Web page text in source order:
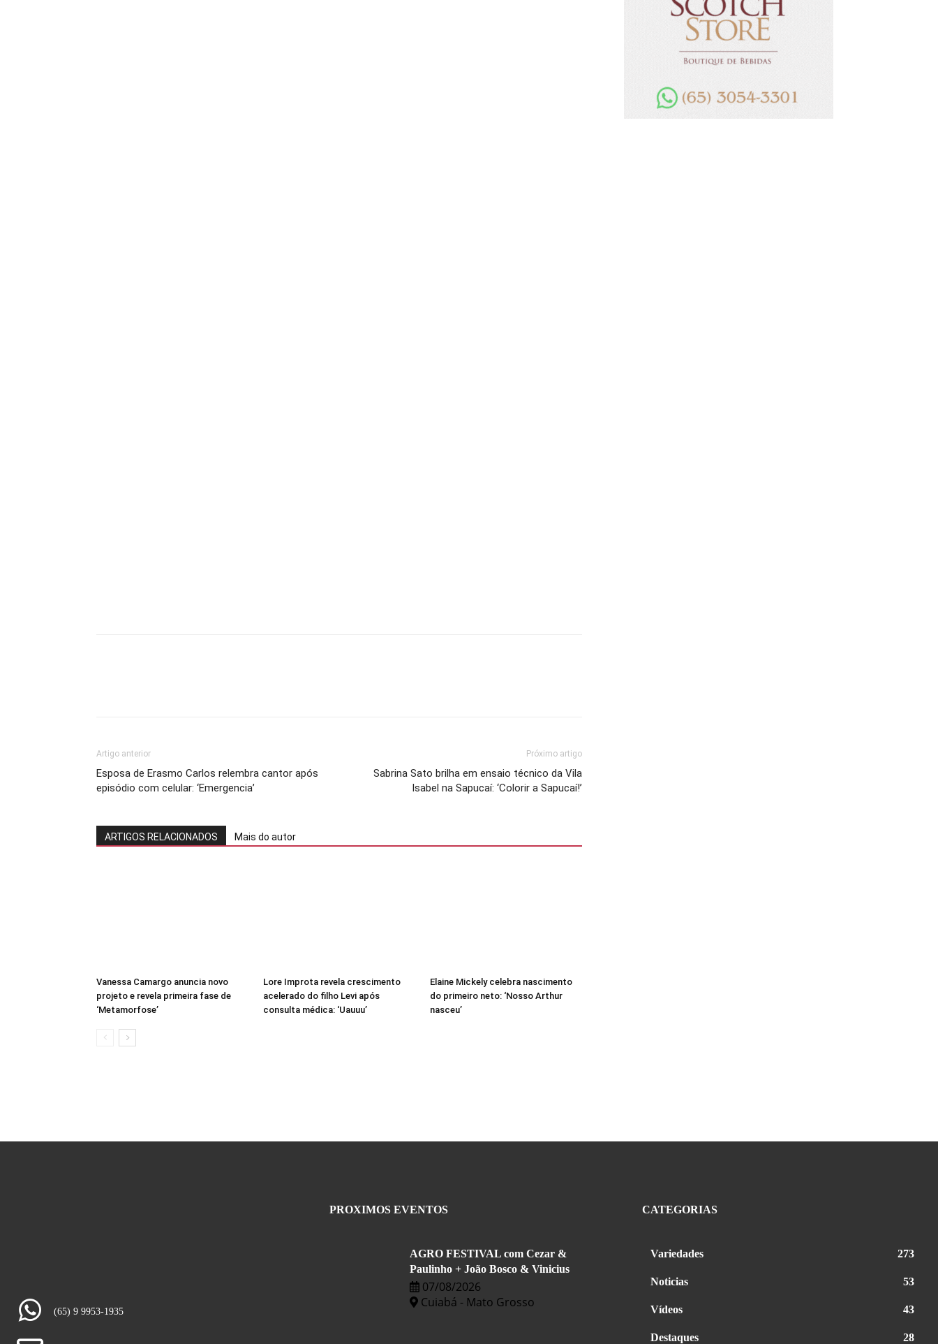
Artigo anterior
Esposa de Erasmo Carlos relembra cantor após
episódio com celular: ‘Emergencia’
Próximo artigo
Sabrina Sato brilha em ensaio técnico da Vila
Isabel na Sapucaí: ‘Colorir a Sapucaí!’
ARTIGOS RELACIONADOS Mais do autor
Vanessa Camargo anuncia novo
projeto e revela primeira fase de
‘Metamorfose’
Lore Improta revela crescimento
acelerado do filho Levi após
consulta médica: ‘Uauuu’
Elaine Mickely celebra nascimento
do primeiro neto: ‘Nosso Arthur
nasceu’
(65) 9 9953-1935
PROXIMOS EVENTOS
AGRO FESTIVAL com Cezar &
Paulinho + João Bosco & Vinicius
07/08/2026
Cuiabá - Mato Grosso
CATEGORIAS
Variedades 273
Noticias 53
Vídeos 43
Destaques 28